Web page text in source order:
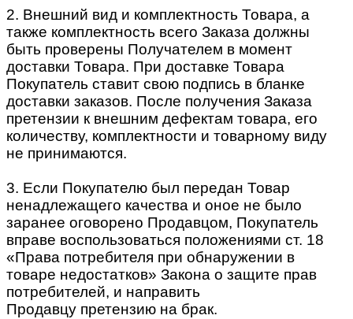
2. Внешний вид и комплектность Товара, а
также комплектность всего Заказа должны
быть проверены Получателем в момент
доставки Товара. При доставке Товара
Покупатель ставит свою подпись в бланке
доставки заказов. После получения Заказа
претензии к внешним дефектам товара, его
количеству, комплектности и товарному виду
не принимаются.
3. Если Покупателю был передан Товар
ненадлежащего качества и оное не было
заранее оговорено Продавцом, Покупатель
вправе воспользоваться положениями ст. 18
«Права потребителя при обнаружении в
товаре недостатков» Закона о защите прав
потребителей, и направить
Продавцу претензию на брак.